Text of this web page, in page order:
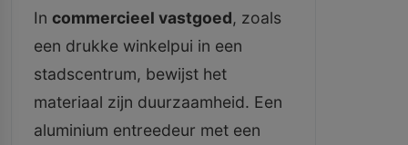
In commercieel vastgoed, zoals
een drukke winkelpui in een
stadscentrum, bewijst het
materiaal zijn duurzaamheid. Een
aluminium entreedeur met een